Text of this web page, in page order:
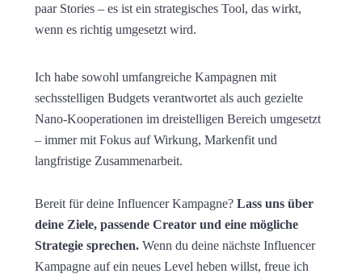
paar Stories – es ist ein strategisches Tool, das wirkt,
wenn es richtig umgesetzt wird.
Ich habe sowohl umfangreiche Kampagnen mit
sechsstelligen Budgets verantwortet als auch gezielte
Nano-Kooperationen im dreistelligen Bereich umgesetzt
– immer mit Fokus auf Wirkung, Markenfit und
langfristige Zusammenarbeit.
Bereit für deine Influencer Kampagne? Lass uns über
deine Ziele, passende Creator und eine mögliche
Strategie sprechen. Wenn du deine nächste Influencer
Kampagne auf ein neues Level heben willst, freue ich